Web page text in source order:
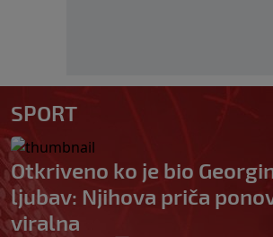
SPORT
Otkriveno ko je bio
ljubav: Njihova priča
viralna